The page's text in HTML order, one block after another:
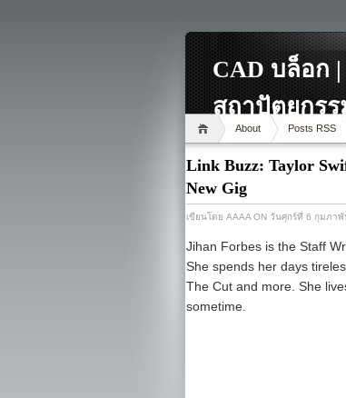
CAD บล็อก
สถาปัตยกรร
About Posts RSS
Link Buzz: Taylor
New Gig
เขียนโดย AAAA ON วันศุกร์ที่ 6 กุมภา
Jihan Forbes is the Staff
She spends her days
The Cut and more. She
sometime.